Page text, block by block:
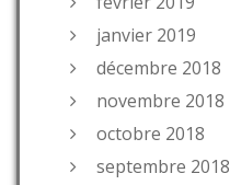
janvier 2019
décembre 2018
novembre 2018
octobre 2018
septembre 2018